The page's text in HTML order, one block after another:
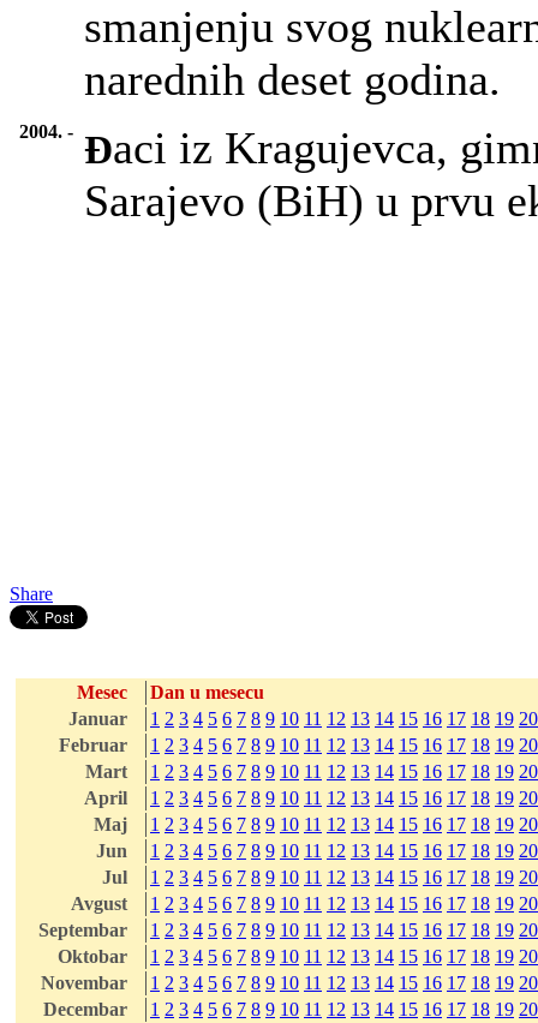
smanjenju svog
narednih deset godina.
2004. - Đaci iz Kragujevca,
Sarajevo (BiH) u prvu
Share
Mesec
Dan u mesecu
Januar
1 2 3 4 5 6 7 8 9 10 11 12 13 14 15 16 17 18 19 20
Februar
1 2 3 4 5 6 7 8 9 10 11 12 13 14 15 16 17 18 19 20
Mart
1 2 3 4 5 6 7 8 9 10 11 12 13 14 15 16 17 18 19 20
April
1 2 3 4 5 6 7 8 9 10 11 12 13 14 15 16 17 18 19 20
Maj
1 2 3 4 5 6 7 8 9 10 11 12 13 14 15 16 17 18 19 20
Jun
1 2 3 4 5 6 7 8 9 10 11 12 13 14 15 16 17 18 19 20
Jul
1 2 3 4 5 6 7 8 9 10 11 12 13 14 15 16 17 18 19 20
Avgust
1 2 3 4 5 6 7 8 9 10 11 12 13 14 15 16 17 18 19 20
Septembar
1 2 3 4 5 6 7 8 9 10 11 12 13 14 15 16 17 18 19 20
Oktobar
1 2 3 4 5 6 7 8 9 10 11 12 13 14 15 16 17 18 19 20
Novembar
1 2 3 4 5 6 7 8 9 10 11 12 13 14 15 16 17 18 19 20
Decembar
1 2 3 4 5 6 7 8 9 10 11 12 13 14 15 16 17 18 19 20